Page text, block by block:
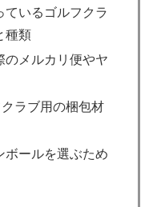
ているゴルフクラ
種類
のメルカリ便やヤ
ラブ用の梱包材
ボールを選ぶため